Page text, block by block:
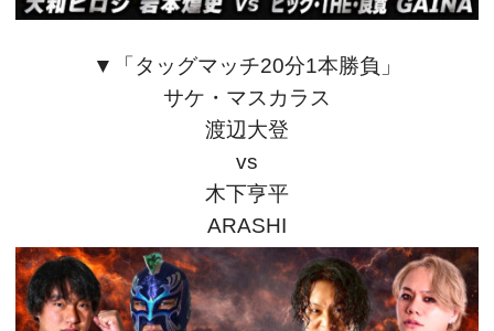
▼「タッグマッチ20分1本勝負」
サケ・マスカラス
渡辺大登
vs
木下亨平
ARASHI